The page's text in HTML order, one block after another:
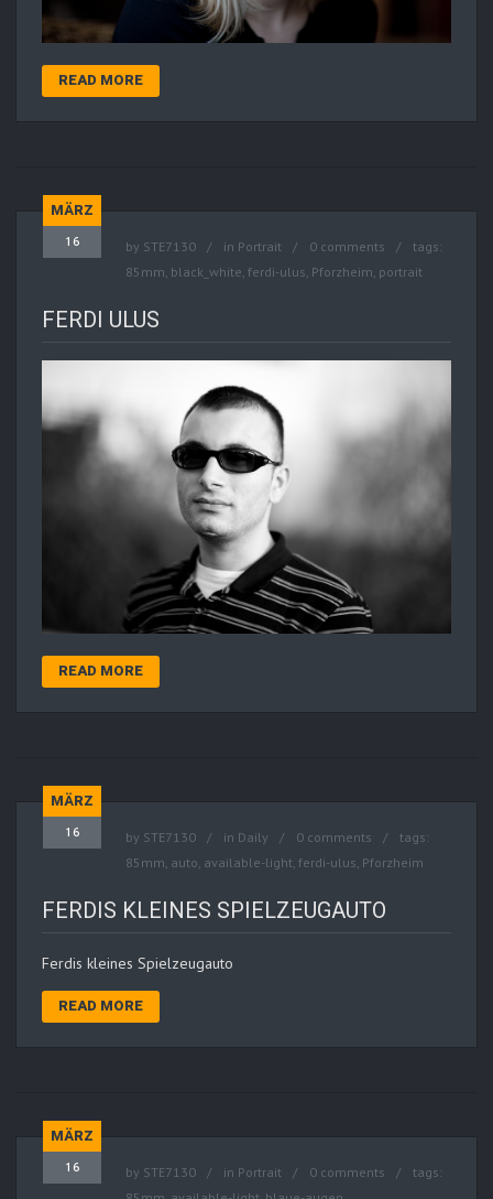
READ MORE
MÄRZ
16 by STE7130 in Portrait 0 comments
tags:
85mm, black_white, ferdi-ulus, Pforzheim, portrait
FERDI ULUS
READ MORE
MÄRZ
16 by STE7130 in Daily 0 comments
tags:
85mm, auto, available-light, ferdi-ulus, Pforzheim
FERDIS KLEINES SPIELZEUGAUTO
Ferdis kleines Spielzeugauto
READ MORE
MÄRZ
16 by STE7130 in Portrait 0 comments
tags: